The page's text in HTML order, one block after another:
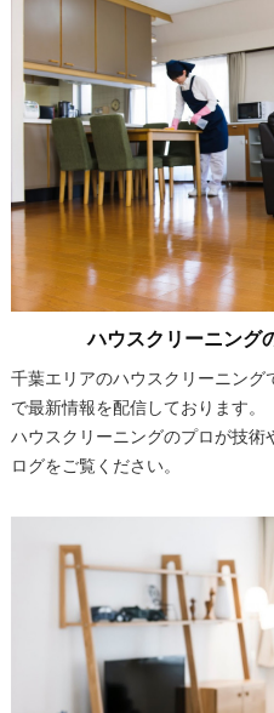
ハウスクリーニング
千葉エリアのハウスクリーニン
で最新情報を配信しております。
ハウスクリーニングのプロが技
ログをご覧ください。